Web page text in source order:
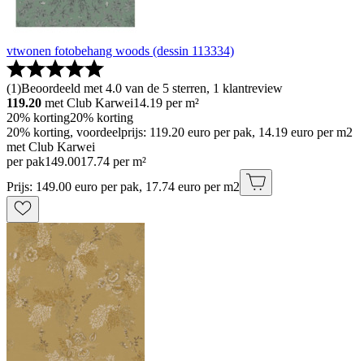
vtwonen fotobehang woods (dessin 113334)
(1)Beoordeeld met 4.0 van de 5 sterren, 1 klantreview
119.20 met Club Karwei14.19 per m²
20% korting20% korting
20% korting, voordeelprijs: 119.20 euro per pak, 14.19 euro per m2
met Club Karwei
per pak149.0017.74 per m²
Prijs: 149.00 euro per pak, 17.74 euro per m2